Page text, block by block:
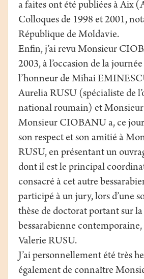
a faites ont été publiées à Aix
Colloques de 1998 et 2001,
République de Moldavie.
Enfin, j’ai revu Monsieur
2003, à l’occasion de la
l’honneur de Mihai
Aurelia RUSU (spécialiste de
national roumain) et
Monsieur CIOBANU a, ce
son respect et son amitié à
RUSU, en présentant un
dont il est le principal
consacré à cet autre
participé à un jury, lors d’une
thèse de doctorat portant sur la
bessarabienne
Valerie RUSU.
J’ai personnellement été très
également de connaître